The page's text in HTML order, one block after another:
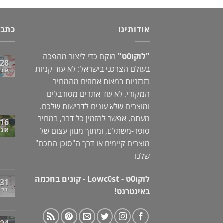
90.00 ₪.
69.00 ₪.
אודותינו
"לוקו0ט"
הוקם כדי ליצור מהפכה
בעולם הצרכני בישראל: לא עוד קניות
בזבזניות במאות אחוזים מהמחיר
המקורי. לא עוד אתרים מסורבלים
ומוצרים שלא עונים לדרישות שלכם.
מעתה, אפשר להזמין כל דבר, במחיר
סופר-משתלם, ומתוך מגוון עצום של
מוצרים קיימים או דרך ה"סוכן החכם"
שלנו
לוקו0ט - Lowc0st - קונים בחכמה
באינטרנט!
28
אוג
16
אוג
31
יול